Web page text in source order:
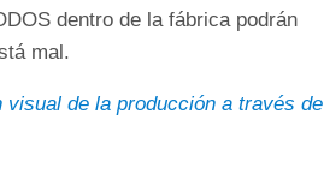
dentro de la fábrica podrán
mal.
de la producción a través de